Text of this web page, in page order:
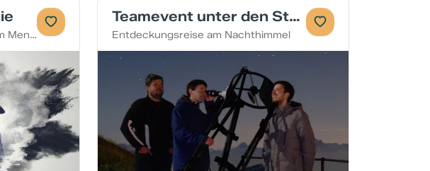
Lassen Sie sich verzaubern vom Mentalist!
Teamevent unter den Sternen
Entdeckungsreise am Nachthimmel